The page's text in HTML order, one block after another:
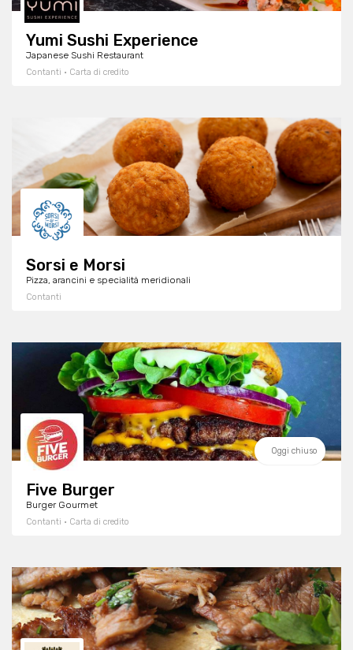
Yumi Sushi Experience
Japanese Sushi Restaurant
Contanti · Carta di credito
Sorsi e Morsi
Pizza, arancini e specialità meridionali
Contanti
Oggi chiuso
Five Burger
Burger Gourmet
Contanti · Carta di credito